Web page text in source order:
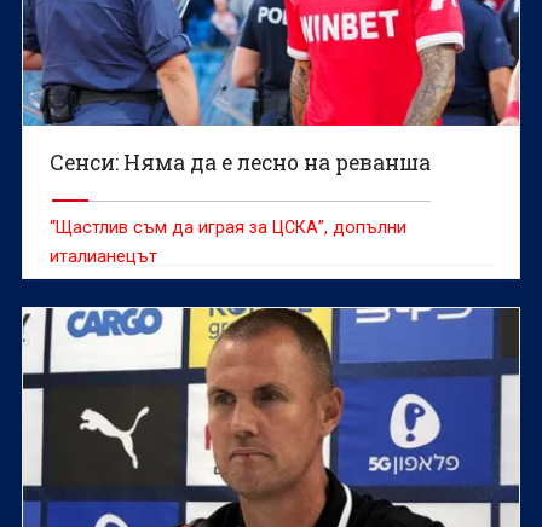
Сенси: Няма да е лесно на реванша
“Щастлив съм да играя за ЦСКА”, допълни
италианецът